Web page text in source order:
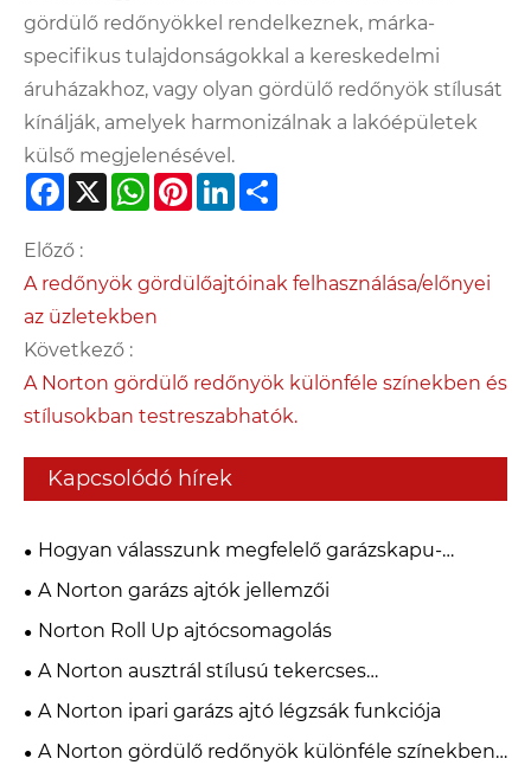
gördülő redőnyökkel rendelkeznek, márka-
specifikus tulajdonságokkal a kereskedelmi
áruházakhoz, vagy olyan gördülő redőnyök stílusát
kínálják, amelyek harmonizálnak a lakóépületek
külső megjelenésével.
Facebook
X WhatsApp
PinterestLinkedIn
Előző :
A redőnyök gördülőajtóinak felhasználása/előnyei
az üzletekben
Következő :
A Norton gördülő redőnyök különféle színekben és
stílusokban testreszabhatók.
Kapcsolódó hírek
Hogyan válasszunk megfelelő garázskapu-
nagykereskedőt?
A Norton garázs ajtók jellemzői
Norton Roll Up ajtócsomagolás
A Norton ausztrál stílusú tekercses
ajtócsomagolása
A Norton ipari garázs ajtó légzsák funkciója
A Norton gördülő redőnyök különféle színekben